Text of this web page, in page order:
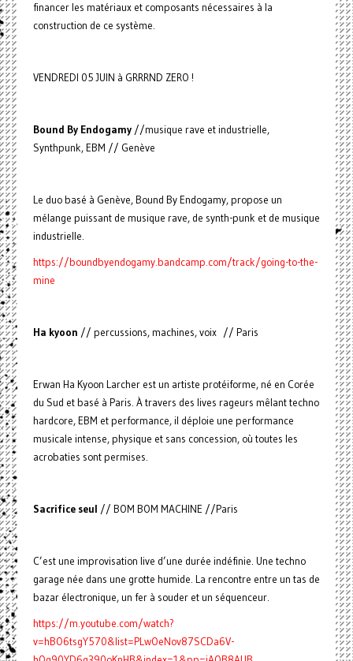
financer les matériaux et composants nécessaires à la
construction de ce système.
VENDREDI 05 JUIN à GRRRND ZERO !
Bound By Endogamy//musique rave et industrielle,
Synthpunk, EBM // Genève
Le duo basé à Genève, Bound By Endogamy, propose un
mélange puissant de musique rave, de synth-punk et de musique
industrielle.
https://boundbyendogamy.bandcamp.com/track/going-to-the-
mine
Ha kyoon // percussions, machines, voix // Paris
Erwan Ha Kyoon Larcher est un artiste protéiforme, né en Corée
du Sud et basé à Paris. À travers des lives rageurs mêlant techno
hardcore, EBM et performance, il déploie une performance
musicale intense, physique et sans concession, où toutes les
acrobaties sont permises.
Sacrifice seul // BOM BOM MACHINE //Paris
C’est une improvisation live d’une durée indéfinie. Une techno
garage née dans une grotte humide. La rencontre entre un tas de
bazar électronique, un fer à souder et un séquenceur.
https://m.youtube.com/watch?
v=hBO6tsgY570&list=PLwOeNov87SCDa6V-